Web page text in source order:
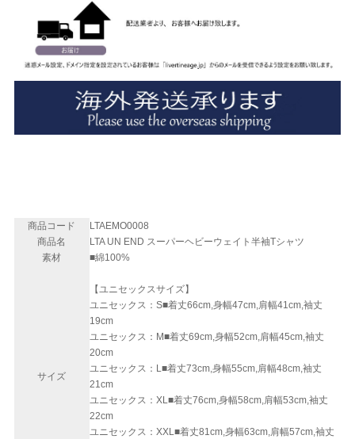
商品コード
LTAEMO0008
商品名
LTA UN END スーパーヘビーウェイト半袖Tシャツ
素材
■綿100%
サイズ
【ユニセックスサイズ】
ユニセックス：S■着丈66cm,身幅47cm,肩幅41cm,袖丈
19cm
ユニセックス：M■着丈69cm,身幅52cm,肩幅45cm,袖丈
20cm
ユニセックス：L■着丈73cm,身幅55cm,肩幅48cm,袖丈
21cm
ユニセックス：XL■着丈76cm,身幅58cm,肩幅53cm,袖丈
22cm
ユニセックス：XXL■着丈81cm,身幅63cm,肩幅57cm,袖丈